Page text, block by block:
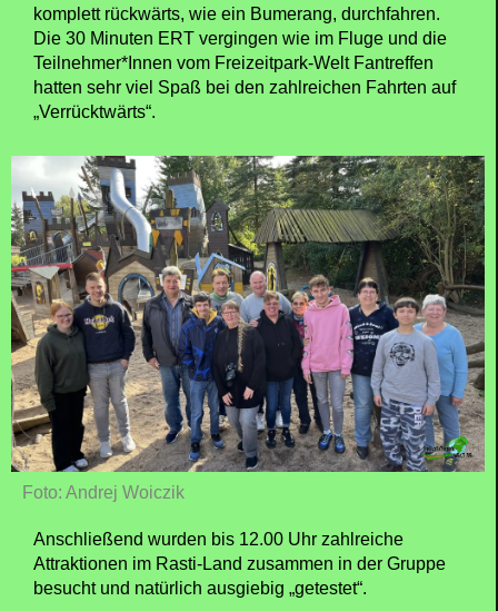
komplett rückwärts, wie ein Bumerang, durchfahren.
Die 30 Minuten ERT vergingen wie im Fluge und die
Teilnehmer*Innen vom Freizeitpark-Welt Fantreffen
hatten sehr viel Spaß bei den zahlreichen Fahrten auf
„Verrücktwärts“.
Foto: Andrej Woiczik
Anschließend wurden bis 12.00 Uhr zahlreiche
Attraktionen im Rasti-Land zusammen in der Gruppe
besucht und natürlich ausgiebig „getestet“.